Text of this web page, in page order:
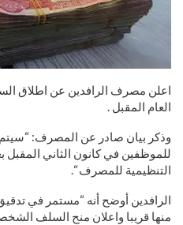
اعلن مصرف الرافدين عن اطلاق
العام المقبل .
وذكر بيان صادر عن المصرف:
للموظفين في كانون الثاني المقبل
التنظيمية للمصرف “.
الرافدين أوضح أنه “مستمر في تدقيق
منها قريبا واعلان منح السلف